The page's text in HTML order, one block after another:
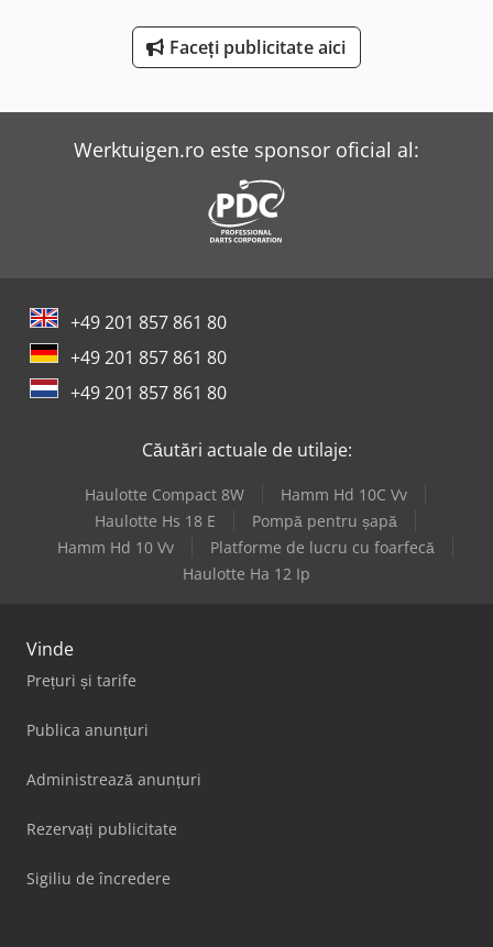
Weinbrenner Tsv 6/3050Faceți publicitate aici
Werktuigen.ro este sponsor oficial al:
+49 201 857 861 80
+49 201 857 861 80
+49 201 857 861 80
Căutări actuale de utilaje:
Haulotte Compact 8W
Hamm Hd 10C Vv
Haulotte Hs 18 E
Pompă pentru șapă
Hamm Hd 10 Vv
Platforme de lucru cu foarfecă
Haulotte Ha 12 Ip
Vinde
Prețuri și tarife
Publica anunțuri
Administrează anunțuri
Rezervați publicitate
Sigiliu de încredere